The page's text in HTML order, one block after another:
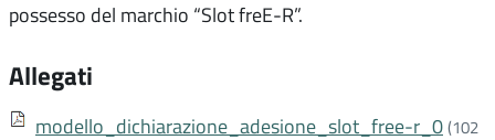
possesso del marchio “Slot freE-R”.
Allegati
modello_dichiarazione_adesione_slot_free-r_0(102